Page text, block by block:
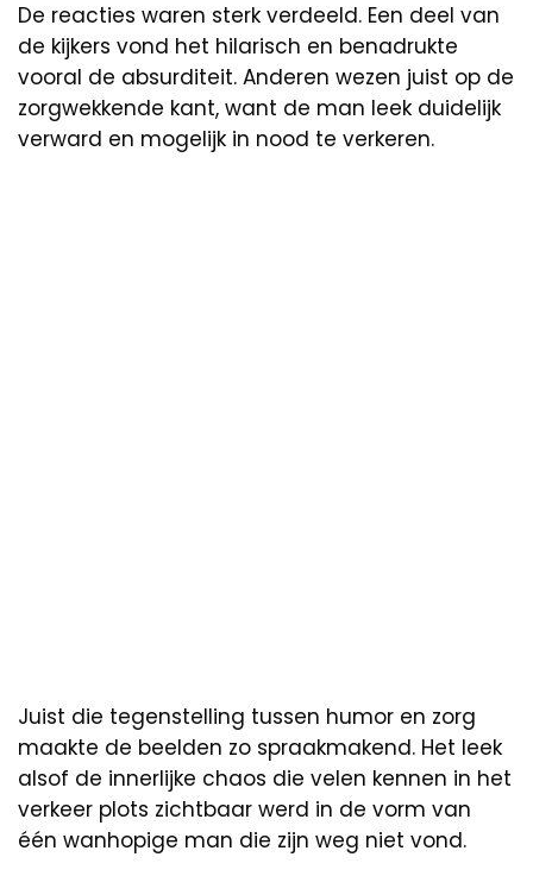
De reacties waren sterk verdeeld. Een deel van
de kijkers vond het hilarisch en benadrukte
vooral de absurditeit. Anderen wezen juist op de
zorgwekkende kant, want de man leek duidelijk
verward en mogelijk in nood te verkeren.
Juist die tegenstelling tussen humor en zorg
maakte de beelden zo spraakmakend. Het leek
alsof de innerlijke chaos die velen kennen in het
verkeer plots zichtbaar werd in de vorm van
één wanhopige man die zijn weg niet vond.